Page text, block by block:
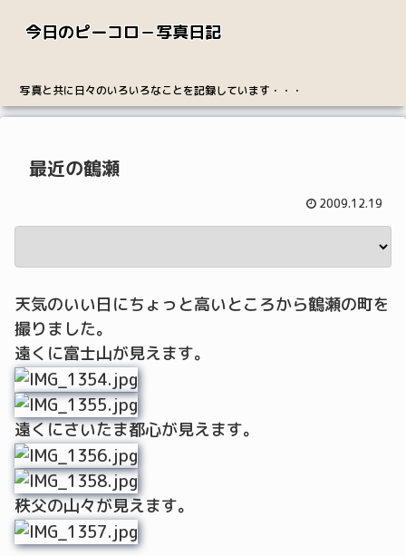
今日のピーコロ－写真日記
写真と共に日々のいろいろなことを記録しています・・・
最近の鶴瀬
2009.12.19
天気のいい日にちょっと高いところから鶴瀬の町を
撮りました。
遠くに富士山が見えます。
遠くにさいたま都心が見えます。
秩父の山々が見えます。